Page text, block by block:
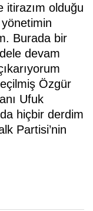
olduğu
Burada bir
devam
Özgür
Ufuk
hiçbir derdim
Partisi’nin